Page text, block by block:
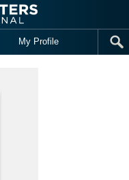
My Profile